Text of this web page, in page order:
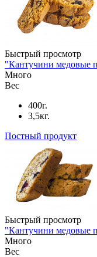
Быстрый просмотр
"Кантучини медовые
Много
Вес
400г.
3,5кг.
Постный продукт
Быстрый просмотр
"Кантучини медовые
Много
Вес